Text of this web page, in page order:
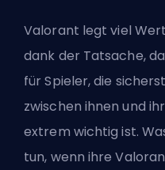
Valorant legt viel
dank der Tatsache,
für Spieler, die
zwischen ihnen und
extrem wichtig ist.
tun, wenn ihre